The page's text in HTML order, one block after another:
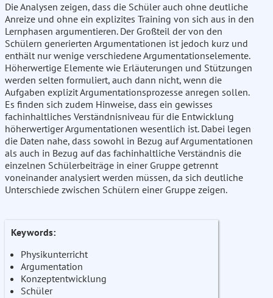
Die Analysen zeigen, dass die Schüler auch ohne deutliche
Anreize und ohne ein explizites Training von sich aus in den
Lernphasen argumentieren. Der Großteil der von den
Schülern generierten Argumentationen ist jedoch kurz und
enthält nur wenige verschiedene Argumentationselemente.
Höherwertige Elemente wie Erläuterungen und Stützungen
werden selten formuliert, auch dann nicht, wenn die
Aufgaben explizit Argumentationsprozesse anregen sollen.
Es finden sich zudem Hinweise, dass ein gewisses
fachinhaltliches Verständnisniveau für die Entwicklung
höherwertiger Argumentationen wesentlich ist. Dabei legen
die Daten nahe, dass sowohl in Bezug auf Argumentationen
als auch in Bezug auf das fachinhaltliche Verständnis die
einzelnen Schülerbeiträge in einer Gruppe getrennt
voneinander analysiert werden müssen, da sich deutliche
Unterschiede zwischen Schülern einer Gruppe zeigen.
Keywords:
Physikunterricht
Argumentation
Konzeptentwicklung
Schüler